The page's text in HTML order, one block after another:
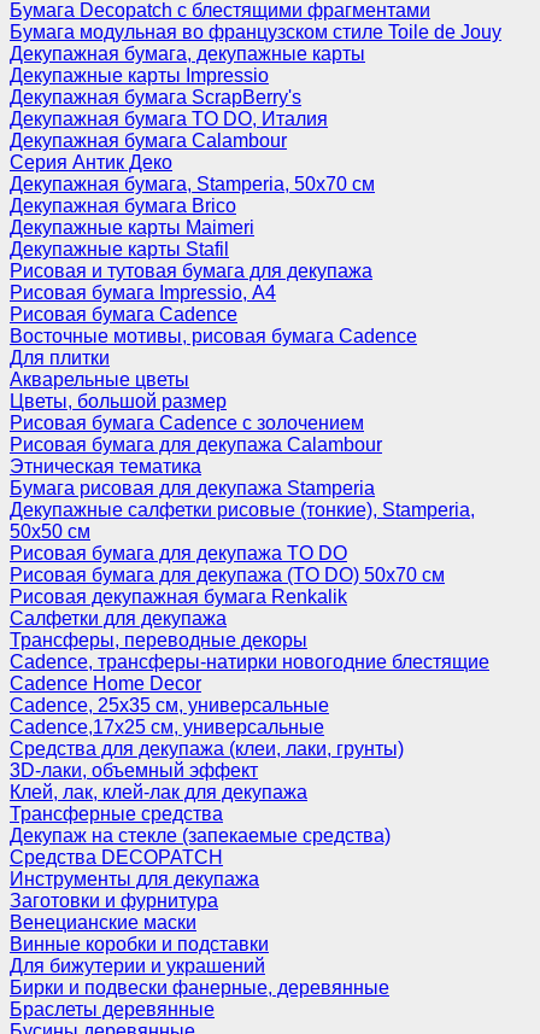
Бумага Decopatch с блестящими фрагментами
Бумага модульная во французском стиле Toile de Jouy
Декупажная бумага, декупажные карты
Декупажные карты Impressio
Декупажная бумага ScrapBerry's
Декупажная бумага TO DO, Италия
Декупажная бумага Calambour
Серия Антик Деко
Декупажная бумага, Stamperia, 50х70 см
Декупажная бумага Brico
Декупажные карты Maimeri
Декупажные карты Stafil
Рисовая и тутовая бумага для декупажа
Рисовая бумага Impressio, А4
Рисовая бумага Cadence
Восточные мотивы, рисовая бумага Cadence
Для плитки
Акварельные цветы
Цветы, большой размер
Рисовая бумага Cadence c золочением
Рисовая бумага для декупажа Calambour
Этническая тематика
Бумага рисовая для декупажа Stamperia
Декупажные салфетки рисовые (тонкие), Stamperia,
50х50 см
Рисовая бумага для декупажа TO DO
Рисовая бумага для декупажа (TO DO) 50х70 см
Рисовая декупажная бумага Renkalik
Салфетки для декупажа
Трансферы, переводные декоры
Cadence, трансферы-натирки новогодние блестящие
Cadence Home Decor
Cadence, 25х35 см, универсальные
Cadence,17х25 см, универсальные
Средства для декупажа (клеи, лаки, грунты)
3D-лаки, объемный эффект
Клей, лак, клей-лак для декупажа
Трансферные средства
Декупаж на стекле (запекаемые средства)
Средства DECOPATCH
Инструменты для декупажа
Заготовки и фурнитура
Венецианские маски
Винные коробки и подставки
Для бижутерии и украшений
Бирки и подвески фанерные, деревянные
Браслеты деревянные